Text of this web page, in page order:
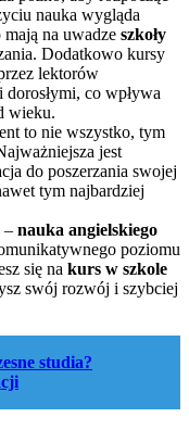
nauka wygląda
na uwadze szkoły
Dodatkowo kursy
lektorów
co wpływa
wieku.
to nie wszystko, tym
jest
do poszerzania swojej
tym najbardziej
– nauka angielskiego
poziomu
się na kurs w szkole
swój rozwój i szybciej
studia?